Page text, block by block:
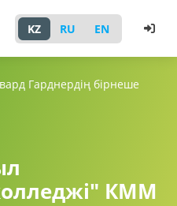
KZ RU EN
Гарднердің бірнеше
КММ